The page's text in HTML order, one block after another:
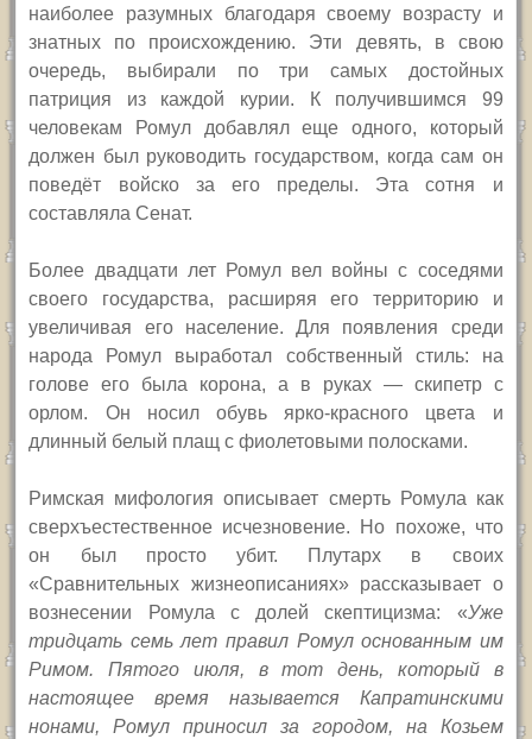
наиболее разумных благодаря своему возрасту и
знатных по происхождению. Эти девять, в свою
очередь, выбирали по три самых достойных
патриция из каждой курии. К получившимся 99
человекам Ромул добавлял еще одного, который
должен был руководить государством, когда сам он
поведёт войско за его пределы. Эта сотня и
составляла Сенат.
Более двадцати лет Ромул вел войны с соседями
своего государства, расширяя его территорию и
увеличивая его население. Для появления среди
народа Ромул выработал собственный стиль: на
голове его была корона, а в руках — скипетр с
орлом. Он носил обувь ярко-красного цвета и
длинный белый плащ с фиолетовыми полосками.
Римская мифология описывает смерть Ромула как
сверхъестественное исчезновение. Но похоже, что
он был просто убит. Плутарх в своих
«Сравнительных жизнеописаниях» рассказывает о
вознесении Ромула с долей скептицизма: «Уже
тридцать семь лет правил Ромул основанным им
Римом. Пятого июля, в тот день, который в
настоящее время называется Капратинскими
нонами, Ромул приносил за городом, на Козьем